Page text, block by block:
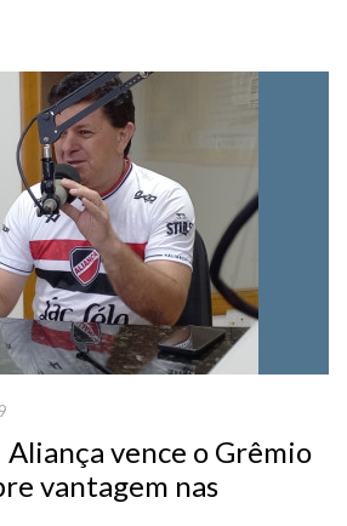
Aliança vence o Grêmio
vantagem nas